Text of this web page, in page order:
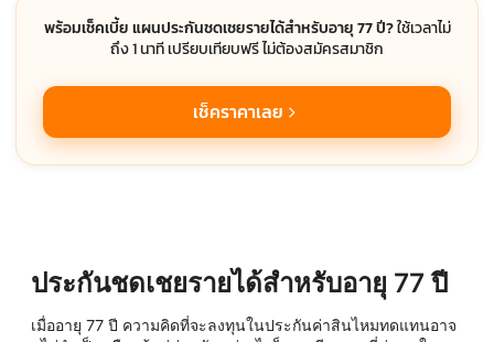
พร้อมเช็คเบี้ย แผนประกันชดเชยรายได้สำหรับอายุ 77 ปี?ใช้เวลาไม่
ถึง 1 นาที เปรียบเทียบฟรี ไม่ต้องสมัครสมาชิก
เช็คราคาเลย
ประกันชดเชยรายได้สำหรับอายุ 77 ปี
เมื่ออายุ 77 ปี ความคิดที่จะลงทุนในประกันค่าสินไหมทดแทนอาจ